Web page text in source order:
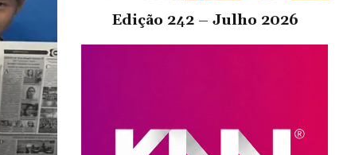
Edição 242 – Julho 2026